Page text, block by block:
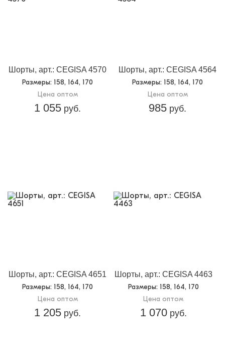
Шорты, арт.: CEGISA 4570
Размеры: 158, 164, 170
Цена оптом
1 055 руб.
Шорты, арт.: CEGISA 4564
Размеры: 158, 164, 170
Цена оптом
985 руб.
Шорты, арт.: CEGISA 4651
Размеры: 158, 164, 170
Цена оптом
1 205 руб.
Шорты, арт.: CEGISA 4463
Размеры: 158, 164, 170
Цена оптом
1 070руб.